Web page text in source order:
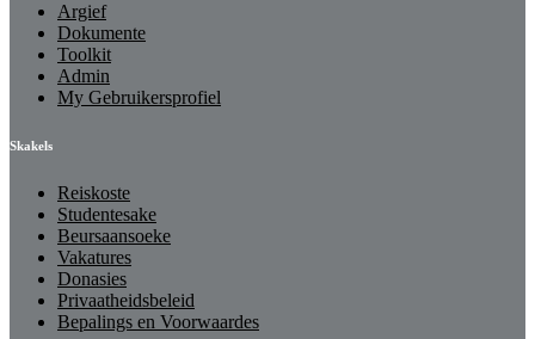
Argief
Dokumente
Toolkit
Admin
My Gebruikersprofiel
Skakels
Reiskoste
Studentesake
Beursaansoeke
Vakatures
Donasies
Privaatheidsbeleid
Bepalings en Voorwaardes